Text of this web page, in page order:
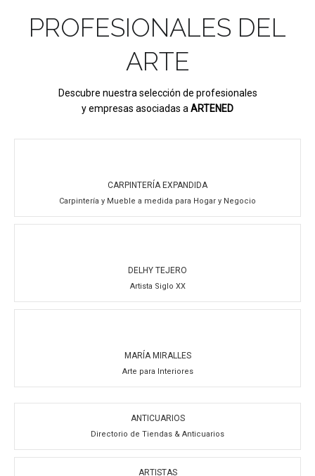
PROFESIONALES DEL
ARTE
Descubre nuestra selección de profesionales
y empresas asociadas a ARTENED
CARPINTERÍA EXPANDIDA
Carpintería y Mueble a medida para Hogar y Negocio
DELHY TEJERO
Artista Siglo XX
MARÍA MIRALLES
Arte para Interiores
ANTICUARIOS
Directorio de Tiendas & Anticuarios
ARTISTAS